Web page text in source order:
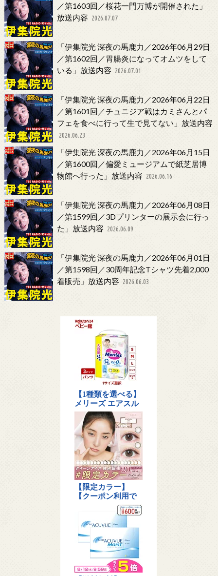
／第1603回／桜花一門万博が開催された」
放送内容 2026.07.07
「伊集院光 深夜の馬鹿力／2026年06月29日
／第1602回／胃腸炎になってオムツをして
いる」放送内容 2026.07.01
「伊集院光 深夜の馬鹿力／2026年06月22日
／第1601回／チュニジア戦はカミさんとパ
フェを食べに行って生で見てない」放送内容
2026.06.23
「伊集院光 深夜の馬鹿力／2026年06月15日
／第1600回／偏愛ミュージアムで紙芝居博
物館へ行った」放送内容 2026.06.16
「伊集院光 深夜の馬鹿力／2026年06月08日
／第1599回／3Dプリンターの展示会に行っ
た」放送内容 2026.06.09
「伊集院光 深夜の馬鹿力／2026年06月01日
／第1598回／30周年記念Tシャツ先着2,000
着販売」放送内容 2026.06.03